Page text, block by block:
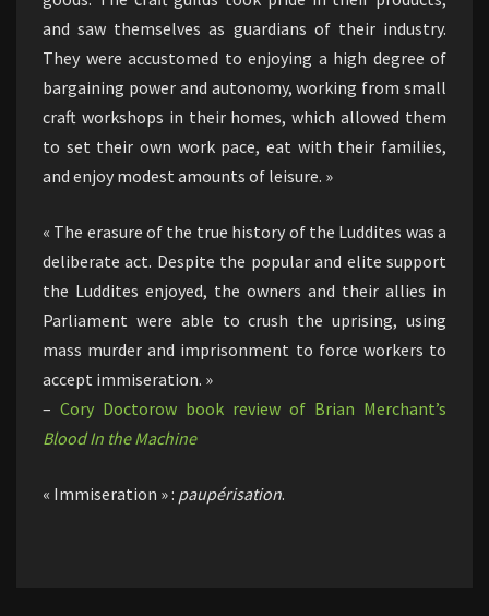
and saw themselves as guardians of their industry.
They were accustomed to enjoying a high degree of
bargaining power and autonomy, working from small
craft workshops in their homes, which allowed them
to set their own work pace, eat with their families,
and enjoy modest amounts of leisure. »
« The erasure of the true history of the Luddites was a
deliberate act. Despite the popular and elite support
the Luddites enjoyed, the owners and their allies in
Parliament were able to crush the uprising, using
mass murder and imprisonment to force workers to
accept immiseration. »
– Cory Doctorow book review of Brian Merchant’s
Blood In the Machine
« Immiseration » : paupérisation.